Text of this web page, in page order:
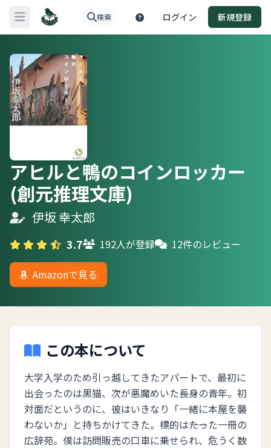
メニューを開く 検索 ログイン 新規登録
アヒルと鴨のコインロッカー
(創元推理文庫)
伊坂 幸太郎
3.7 192人が登録 12件のレビュー
Amazonで見る
この本について
大学入学のため引っ越してきたアパートで、最初に
出会ったのは黒猫、次が悪魔めいた長身の青年。初
対面だというのに、彼はいきなり「一緒に本屋を襲
わないか」と持ちかけてきた。標的は――たった一冊の
広辞苑。僕は訪問販売の口車に乗せられ、危うく数